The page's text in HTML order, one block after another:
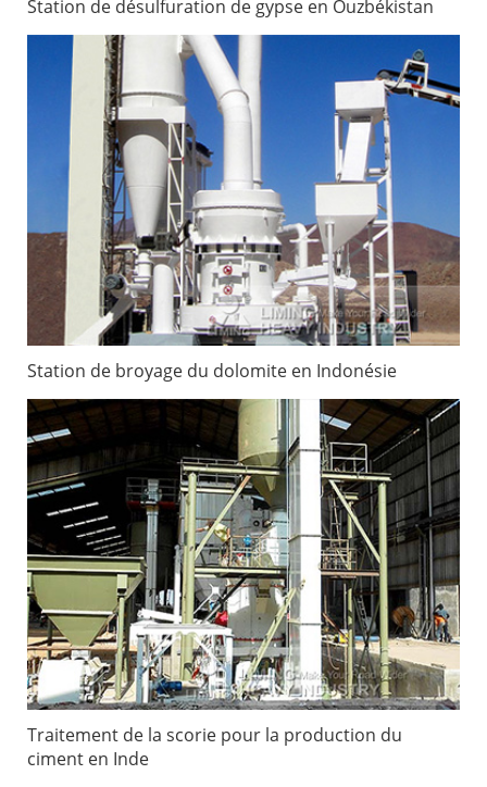
Station de désulfuration de gypse en Ouzbékistan
Station de broyage du dolomite en Indonésie
Traitement de la scorie pour la production du
ciment en Inde